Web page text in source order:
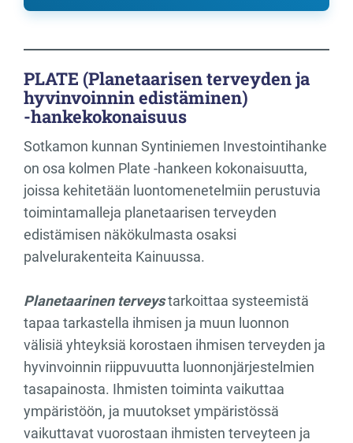
PLATE (Planetaarisen terveyden ja
hyvinvoinnin edistäminen)
-hankekokonaisuus
Sotkamon kunnan Syntiniemen Investointihanke
on osa kolmen Plate -hankeen kokonaisuutta,
joissa kehitetään luontomenetelmiin perustuvia
toimintamalleja planetaarisen terveyden
edistämisen näkökulmasta osaksi
palvelurakenteita Kainuussa.
Planetaarinen terveystarkoittaa systeemistä
tapaa tarkastella ihmisen ja muun luonnon
välisiä yhteyksiä korostaen ihmisen terveyden ja
hyvinvoinnin riippuvuutta luonnonjärjestelmien
tasapainosta. Ihmisten toiminta vaikuttaa
ympäristöön, ja muutokset ympäristössä
vaikuttavat vuorostaan ihmisten terveyteen ja